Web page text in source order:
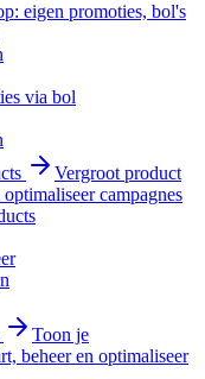
eigen promoties, bol's
via bol
Vergroot product
campagnes
Toon je
beheer en optimaliseer